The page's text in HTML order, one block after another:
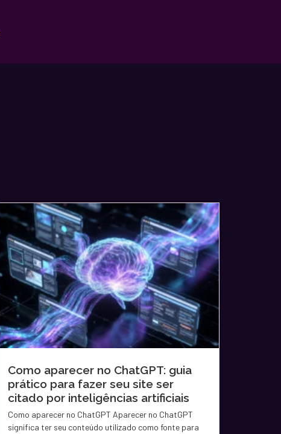
Como aparecer no ChatGPT: guia
prático para fazer seu site ser
citado por inteligências artificiais
Como aparecer no ChatGPT Aparecer no ChatGPT
significa ter seu conteúdo utilizado como fonte para